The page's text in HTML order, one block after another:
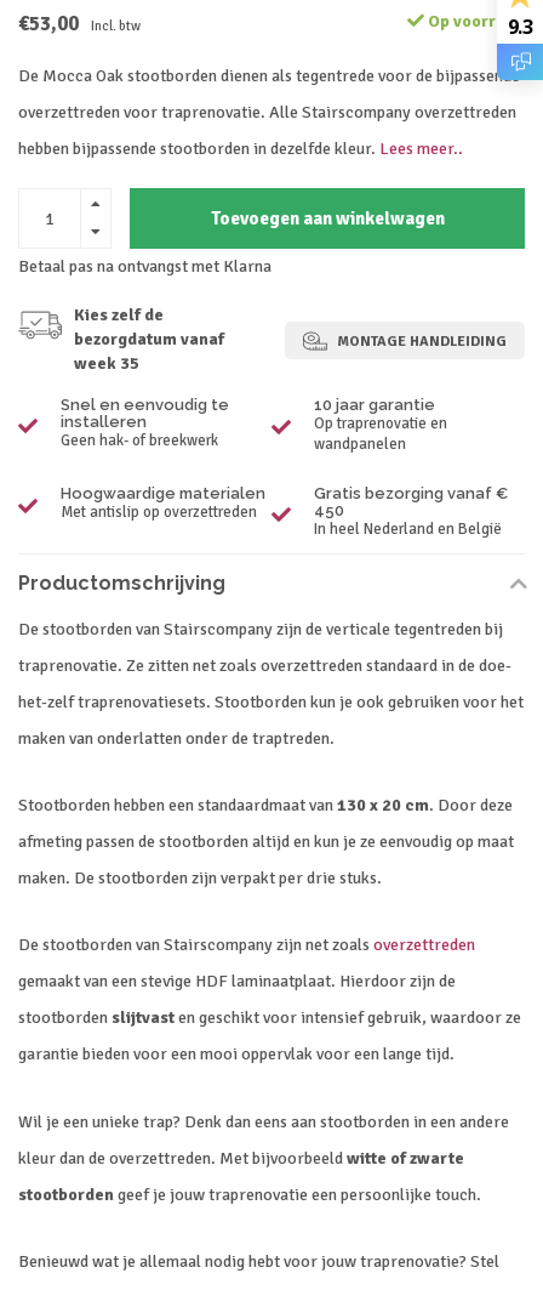
€53,00 Incl. btw Op voorraad
De Mocca Oak stootborden dienen als tegentrede voor de bijpassende
overzettreden voor traprenovatie. Alle Stairscompany overzettreden
hebben bijpassende stootborden in dezelfde kleur. Lees meer..
Toevoegen aan winkelwagen
Betaal pas na ontvangst met Klarna
Kies zelf de
bezorgdatum vanaf
week 35
MONTAGE HANDLEIDING
Snel en eenvoudig te
installeren
Geen hak- of breekwerk
10 jaar garantie
Op traprenovatie en
wandpanelen
Hoogwaardige materialen
Met antislip op overzettreden
Gratis bezorging vanaf €
450
In heel Nederland en België
Productomschrijving
De stootborden van Stairscompany zijn de verticale tegentreden bij
traprenovatie. Ze zitten net zoals overzettreden standaard in de doe-
het-zelf traprenovatiesets. Stootborden kun je ook gebruiken voor het
maken van onderlatten onder de traptreden.
Stootborden hebben een standaardmaat van130 x 20 cm. Door deze
afmeting passen de stootborden altijd en kun je ze eenvoudig op maat
maken. De stootborden zijn verpakt per drie stuks.
De stootborden van Stairscompany zijn net zoals overzettreden
gemaakt van een stevige HDF laminaatplaat. Hierdoor zijn de
stootborden slijtvasten geschikt voor intensief gebruik, waardoor ze
garantie bieden voor een mooi oppervlak voor een lange tijd.
Wil je een unieke trap? Denk dan eens aan stootborden in een andere
kleur dan de overzettreden. Met bijvoorbeeldwitte of zwarte
stootbordengeef je jouw traprenovatie een persoonlijke touch.
Benieuwd wat je allemaal nodig hebt voor jouw traprenovatie? Stel
9.3